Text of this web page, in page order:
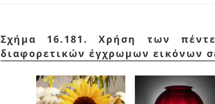
Σχήμα 16.181. Χρήση των
διαφορετικών έγχρωμων εικόνων